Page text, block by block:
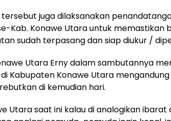
juga dilaksanakan
Kab. Konawe Utara untuk memastikan
sudah terpasang dan siap diukur /
Utara Erny dalam sambutannya
Kabupaten Konawe Utara
di kemudian hari.
Utara saat ini kalau di analogikan